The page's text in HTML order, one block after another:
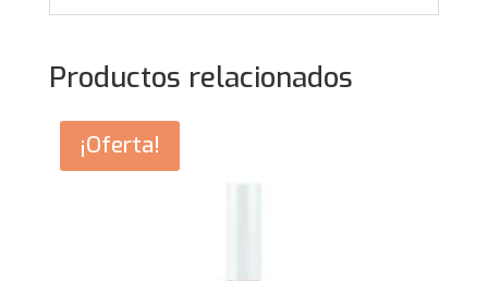
Productos relacionados
¡Oferta!